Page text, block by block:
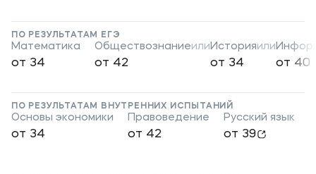
Банковские реквизиты
Приемная комиссия
+7 (495) 221-10-01
ПО РЕЗУЛЬТАТАМ ЕГЭ
Математика
от 34
Обществознание
от 42
илиИстория
от 34
или
от 40
ПО РЕЗУЛЬТАТАМ ВНУТРЕННИХ ИСПЫТАНИЙ
Основы экономики
от 34
Правоведение
от 42
Русский язык
от 39